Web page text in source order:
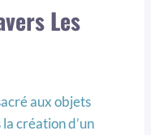
Les
aux objets
création d’un